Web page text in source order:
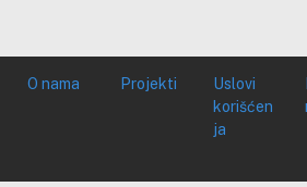
O nama Projekti
Uslovi
korišćen
ja